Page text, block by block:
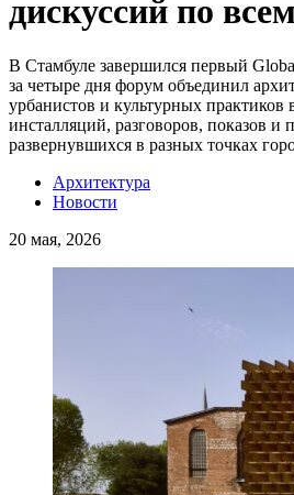
дискуссий по
В Стамбуле завершился первый
за четыре дня форум объединил
урбанистов и культурных практиков
инсталляций, разговоров, показов
развернувшихся в разных точках
Архитектура
Новости
20 мая, 2026